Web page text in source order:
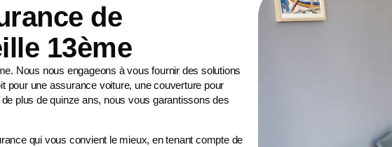
de
13ème
Nous nous engageons à vous fournir des solutions
pour une assurance voiture, unecouverture pour
plus de quinze ans, nous vous garantissons des
qui vous convient le mieux, en tenant compte de